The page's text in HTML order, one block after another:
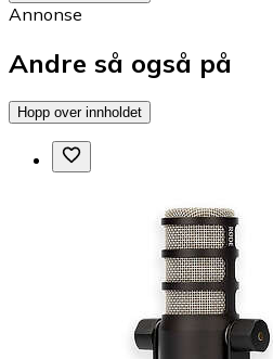
Annonse
Andre så også på
Hopp over innholdet